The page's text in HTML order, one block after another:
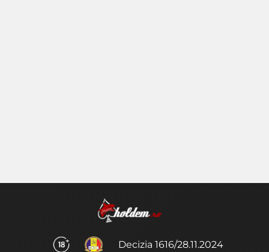
Decizia 1616/28.11.2024